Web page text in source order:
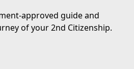
approved guide and
of your 2nd Citizenship.